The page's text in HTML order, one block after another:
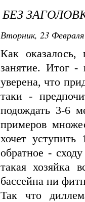
БЕЗ
Вторник, 23
Как
занятие. Итог -
уверена, что
таки -
подождать 3-6
примеров
хочет
обратное -
такая хозяйка
бассейна ни
Так что